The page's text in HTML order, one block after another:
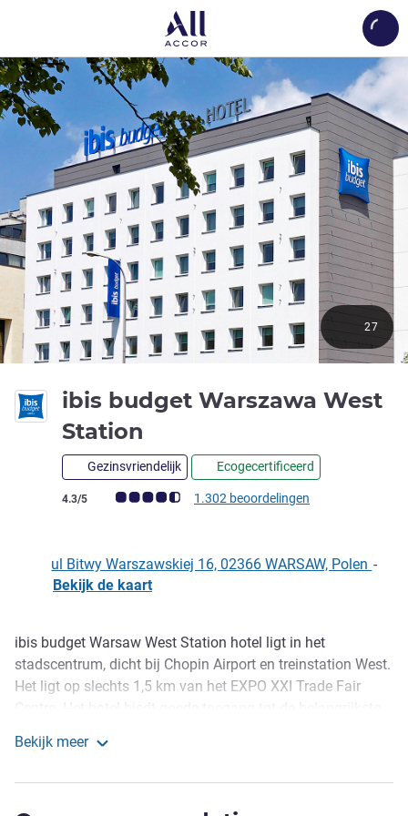
ibis budget Warszawa West
Station
Gezinsvriendelijk Ecogecertificeerd
Avis-klantbeoordeling (ALL beoordeling)
4.3/5 1.302 beoordelingen
27
ul Bitwy Warszawskiej 16, 02366 WARSAW, Polen -
Bekijk de kaart
Omschrijving
ibis budget Warsaw West Station hotel ligt in het
stadscentrum, dicht bij Chopin Airport en treinstation West.
Het ligt op slechts 1,5 km van het EXPO XXI Trade Fair
airconditioning, een douche en toilet, waaronder twee
Bekijk meer